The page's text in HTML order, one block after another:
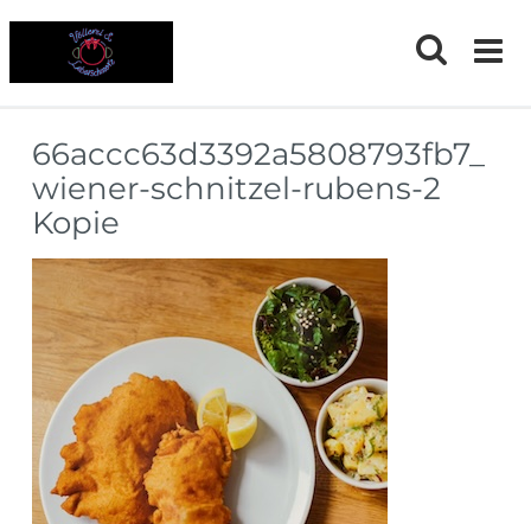
66accc63d3392a5808793fb7_
wiener-schnitzel-rubens-2
Kopie